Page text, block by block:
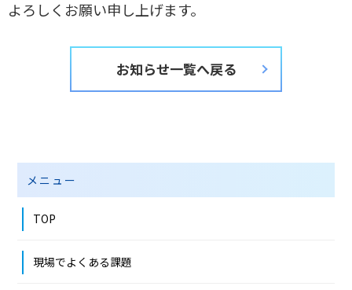
よろしくお願い申し上げます。
お知らせ一覧へ戻る
メニュー
TOP
現場でよくある課題